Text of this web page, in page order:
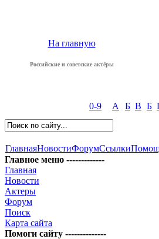
На главную
Российские и советские актёры
0-9 А Б В Б
ГлавнаяНовостиФорумСсылки
Главное меню -------------
Главная
Новости
Актеры
Форум
Поиск
Карта сайта
Помоги сайту --------------